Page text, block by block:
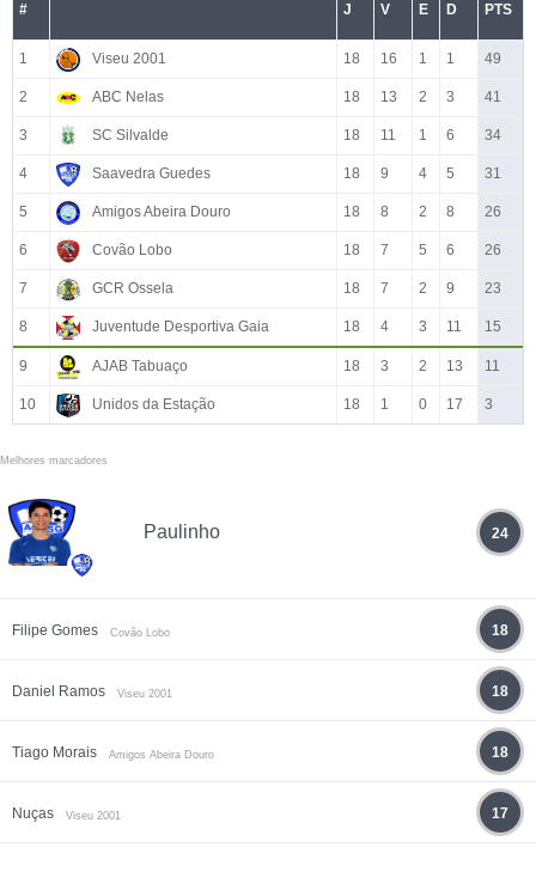
# J V E D PTS
1 Viseu 2001 18 16 1 1 49
2 ABC Nelas 18 13 2 3 41
3 SC Silvalde 18 11 1 6 34
4 Saavedra Guedes 18 9 4 5 31
5 Amigos Abeira Douro 18 8 2 8 26
6 Covão Lobo 18 7 5 6 26
7 GCR Ossela 18 7 2 9 23
8 Juventude Desportiva Gaia 18 4 3 11 15
9 AJAB Tabuaço 18 3 2 13 11
10 Unidos da Estação 18 1 0 17 3
Melhores marcadores
Paulinho 24
Filipe Gomes Covão Lobo 18
Daniel Ramos Viseu 2001 18
Tiago Morais Amigos Abeira Douro 18
Nuças Viseu 2001 17